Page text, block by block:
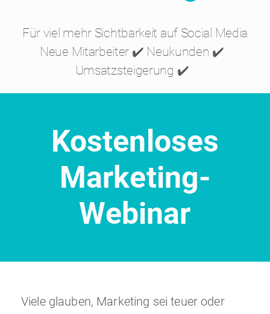
Für viel mehr Sichtbarkeit auf Social Media
Neue Mitarbeiter ✔️ Neukunden ✔️
Umsatzsteigerung ✔️
Kostenloses
Marketing-
Webinar
Viele glauben, Marketing sei teuer oder